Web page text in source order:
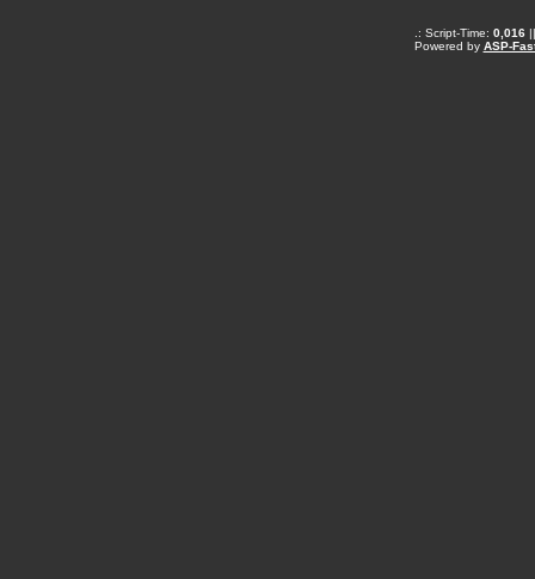
.: Script-Time: 0,016||
Powered by ASP-